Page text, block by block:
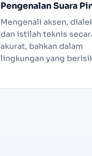
Pengenalan Suara
Mengenali aksen,
dan istilah teknis
akurat, bahkan dalam
lingkungan yang